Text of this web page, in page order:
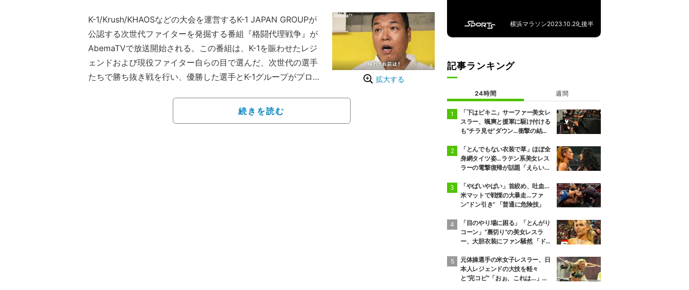
拡大する
K-1/Krush/KHAOSなどの大会を運営するK-1 JAPAN GROUPが
公認する次世代ファイターを発掘する番組『格闘代理戦争』が
AbemaTVで放送開始される。この番組は、K-1を賑わせたレジ
ェンドおよび現役ファイター自らの目で選んだ、次世代の選手
たちで勝ち抜き戦を行い、優勝した選手とK-1グループがプロ契
まず番組が目指したのは日本の総合格闘家のパイオニアの一人
続きを読む
横浜マラソン2023.10.29_後半
記事ランキング
24時間 週間
「下はビキニ」サーファー美女レ
スラー、颯爽と援軍に駆け付ける
も“チラ見せ”ダウン…衝撃の結末
「とんでもない衣装で草」ほぼ全
身網タイツ姿…ラテン系美女レス
ラーの電撃復帰が話題「えらいセ
「やばいやばい」首絞め、吐血…
米マットで戦慄の大暴走…ファ
ン“ドン引き” 「普通に危険技」
「目のやり場に困る」「とんがり
コーン」“裏切り”の美女レスラ
ー、大胆衣装にファン騒然 「ドロ
元体操選手の米女子レスラー、日
本人レジェンドの大技を軽々
と“完コピ”「おぉ、これは…」実